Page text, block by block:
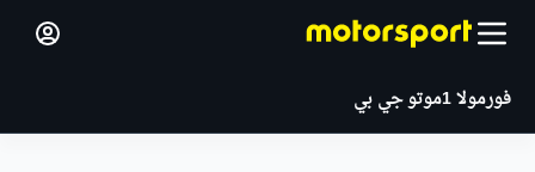
فورمولا 1 موتو جي بي